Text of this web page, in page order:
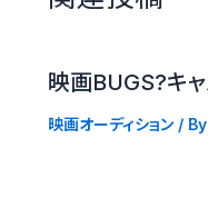
映画BUGS?キャ
映画オーディション/ By